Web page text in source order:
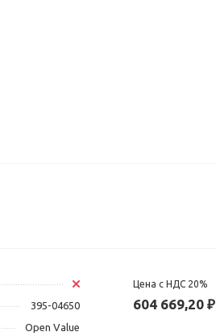
395-04650
Open Value
Цена с НДС 20%
604 669,20 ₽